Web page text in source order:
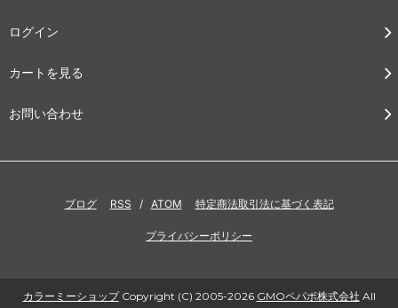
ログイン
カートを見る
お問い合わせ
ブログ RSS / ATOM 特定商法取引法に基づく表記
プライバシーポリシー
カラーミーショップCopyright (C) 2005-2026 GMOペパボ株式会社 All